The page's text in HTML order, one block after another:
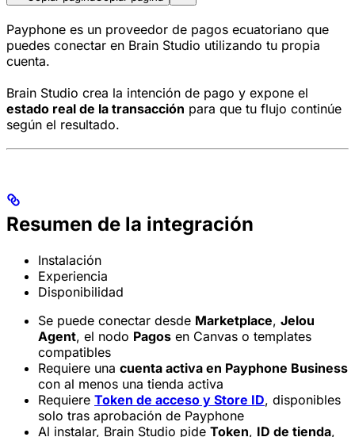
Payphone es un proveedor de pagos ecuatoriano que
puedes conectar en Brain Studio utilizando tu propia
cuenta.
Brain Studio crea la intención de pago y expone el
estado real de la transacción para que tu flujo continúe
según el resultado.
Resumen de la integración
Instalación
Experiencia
Disponibilidad
Se puede conectar desde Marketplace, Jelou
Agent, el nodo Pagos en Canvas o templates
compatibles
Requiere una cuenta activa en Payphone Business
con al menos una tienda activa
Requiere Token de acceso y Store ID, disponibles
solo tras aprobación de Payphone
Al instalar, Brain Studio pide Token, ID de tienda,